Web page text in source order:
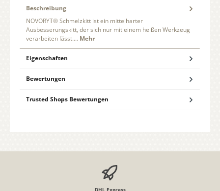
Beschreibung
NOVORYT® Schmelzkitt ist ein mittelharter
Ausbesserungskitt, der sich nur mit einem heißen Werkzeug
verarbeiten lässt.… Mehr
Eigenschaften
Bewertungen
Trusted Shops Bewertungen
DHL Express